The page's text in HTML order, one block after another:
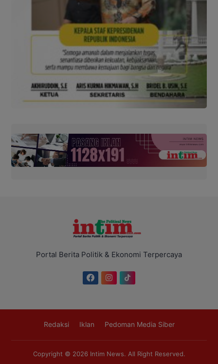
Portal Berita Politik & Ekonomi Terpercaya
Redaksi Iklan Pedoman Media Siber
Copyright © 2026 Intim News. All Right Reserved.